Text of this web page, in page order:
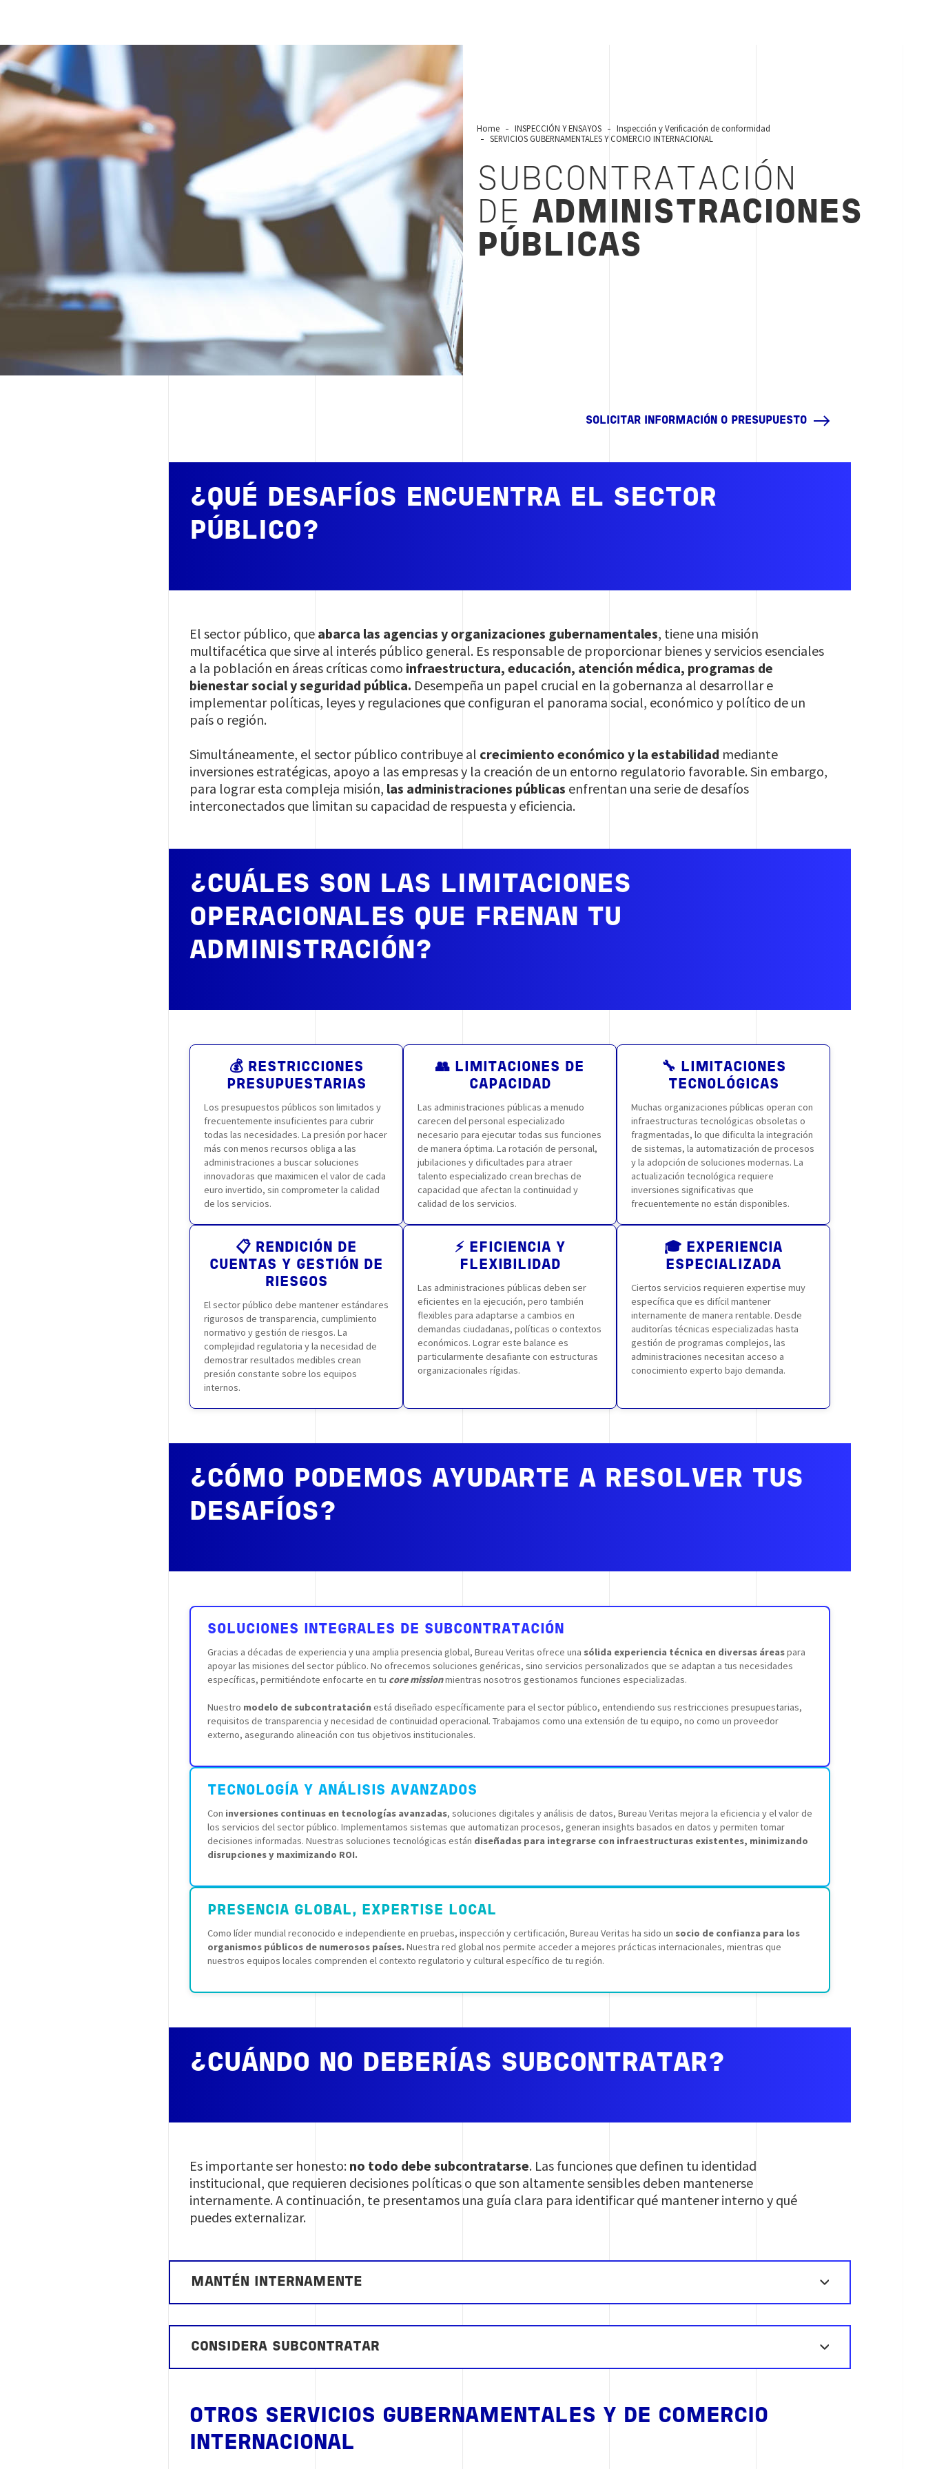
Subcontratación Administración Pública
Home INSPECCIÓN Y ENSAYOS
Inspección y Verificación de conformidad
SERVICIOS GUBERNAMENTALES Y COMERCIO INTERNACIONAL
SUBCONTRATACIÓN
DE ADMINISTRACIONES
PÚBLICAS
SOLICITAR INFORMACIÓN O PRESUPUESTO
¿QUÉ DESAFÍOS ENCUENTRA EL SECTOR
PÚBLICO?
El sector público, que abarca las agencias y organizaciones gubernamentales, tiene una misión
multifacética que sirve al interés público general. Es responsable de proporcionar bienes y servicios esenciales
a la población en áreas críticas como infraestructura, educación, atención médica, programas de
bienestar social y seguridad pública. Desempeña un papel crucial en la gobernanza al desarrollar e
implementar políticas, leyes y regulaciones que configuran el panorama social, económico y político de un
país o región.
Simultáneamente, el sector público contribuye al crecimiento económico y la estabilidad mediante
inversiones estratégicas, apoyo a las empresas y la creación de un entorno regulatorio favorable. Sin embargo,
para lograr esta compleja misión, las administraciones públicas enfrentan una serie de desafíos
interconectados que limitan su capacidad de respuesta y eficiencia.
¿CUÁLES SON LAS LIMITACIONES
OPERACIONALES QUE FRENAN TU
ADMINISTRACIÓN?
💰 RESTRICCIONES
PRESUPUESTARIAS
Los presupuestos públicos son limitados y
frecuentemente insuficientes para cubrir
todas las necesidades. La presión por hacer
más con menos recursos obliga a las
administraciones a buscar soluciones
innovadoras que maximicen el valor de cada
euro invertido, sin comprometer la calidad
de los servicios.
👥 LIMITACIONES DE
CAPACIDAD
Las administraciones públicas a menudo
carecen del personal especializado
necesario para ejecutar todas sus funciones
de manera óptima. La rotación de personal,
jubilaciones y dificultades para atraer
talento especializado crean brechas de
capacidad que afectan la continuidad y
calidad de los servicios.
🔧 LIMITACIONES
TECNOLÓGICAS
Muchas organizaciones públicas operan con
infraestructuras tecnológicas obsoletas o
fragmentadas, lo que dificulta la integración
de sistemas, la automatización de procesos
y la adopción de soluciones modernas. La
actualización tecnológica requiere
inversiones significativas que
frecuentemente no están disponibles.
📋 RENDICIÓN DE
CUENTAS Y GESTIÓN DE
RIESGOS
El sector público debe mantener estándares
rigurosos de transparencia, cumplimiento
normativo y gestión de riesgos. La
complejidad regulatoria y la necesidad de
demostrar resultados medibles crean
presión constante sobre los equipos
internos.
⚡ EFICIENCIA Y
FLEXIBILIDAD
Las administraciones públicas deben ser
eficientes en la ejecución, pero también
flexibles para adaptarse a cambios en
demandas ciudadanas, políticas o contextos
económicos. Lograr este balance es
particularmente desafiante con estructuras
organizacionales rígidas.
🎓 EXPERIENCIA
ESPECIALIZADA
Ciertos servicios requieren expertise muy
específica que es difícil mantener
internamente de manera rentable. Desde
auditorías técnicas especializadas hasta
gestión de programas complejos, las
administraciones necesitan acceso a
conocimiento experto bajo demanda.
¿CÓMO PODEMOS AYUDARTE A RESOLVER TUS
DESAFÍOS?
SOLUCIONES INTEGRALES DE SUBCONTRATACIÓN
Gracias a décadas de experiencia y una amplia presencia global, Bureau Veritas ofrece una sólida experiencia técnica en diversas áreaspara
apoyar las misiones del sector público. No ofrecemos soluciones genéricas, sino servicios personalizados que se adaptan a tus necesidades
específicas, permitiéndote enfocarte en tu core missionmientras nosotros gestionamos funciones especializadas.
Nuestro modelo de subcontrataciónestá diseñado específicamente para el sector público, entendiendo sus restricciones presupuestarias,
requisitos de transparencia y necesidad de continuidad operacional. Trabajamos como una extensión de tu equipo, no como un proveedor
externo, asegurando alineación con tus objetivos institucionales.
TECNOLOGÍA Y ANÁLISIS AVANZADOS
Con inversiones continuas en tecnologías avanzadas, soluciones digitales y análisis de datos, Bureau Veritas mejora la eficiencia y el valor de
los servicios del sector público. Implementamos sistemas que automatizan procesos, generan insights basados en datos y permiten tomar
decisiones informadas. Nuestras soluciones tecnológicas están diseñadas para integrarse con infraestructuras existentes, minimizando
disrupciones y maximizando ROI.
PRESENCIA GLOBAL, EXPERTISE LOCAL
Como líder mundial reconocido e independiente en pruebas, inspección y certificación, Bureau Veritas ha sido un socio de confianza para los
organismos públicos de numerosos países. Nuestra red global nos permite acceder a mejores prácticas internacionales, mientras que
nuestros equipos locales comprenden el contexto regulatorio y cultural específico de tu región.
¿CUÁNDO NO DEBERÍAS SUBCONTRATAR?
Es importante ser honesto: no todo debe subcontratarse. Las funciones que definen tu identidad
institucional, que requieren decisiones políticas o que son altamente sensibles deben mantenerse
internamente. A continuación, te presentamos una guía clara para identificar qué mantener interno y qué
puedes externalizar.
MANTÉN INTERNAMENTE
CONSIDERA SUBCONTRATAR
OTROS SERVICIOS GUBERNAMENTALES Y DE COMERCIO
INTERNACIONAL